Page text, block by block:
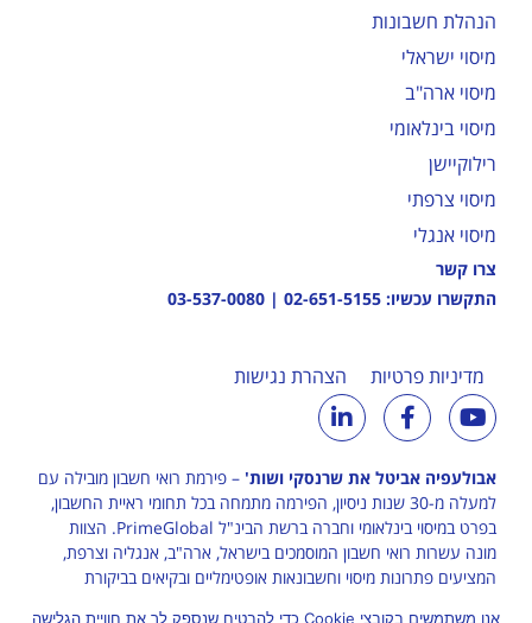
הנהלת חשבונות
מיסוי ישראלי
מיסוי ארה"ב
מיסוי בינלאומי
רילוקיישן
מיסוי צרפתי
מיסוי אנגלי
צרו קשר
התקשרו עכשיו: 02-651-5155
|
03-537-0080
מדיניות פרטיות הצהרת נגישות
אבולעפיה אביטל את שרנסקי ושות' – פירמת רואי חשבון מובילה עם
למעלה מ-30 שנות ניסיון, הפירמה מתמחה בכל תחומי ראיית החשבון,
בפרט במיסוי בינלאומי וחברה ברשת הבינ"ל PrimeGlobal. הצוות
מונה עשרות רואי חשבון המוסמכים בישראל, ארה"ב, אנגליה וצרפת,
המציעים פתרונות מיסוי וחשבונאות אופטימליים ובקיאים בביקורת
אנו משתמשים בקובצי Cookie כדי להבטיח שנספק לך את חוויית הגלישה